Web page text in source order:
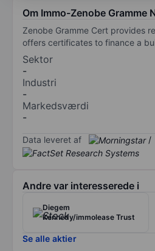
Om Immo-Zenobe Gramme
Zenobe Gramme Cert provides
offers certificates to finance a
Sektor
-
Industri
-
Markedsværdi
-
Data leveret af /
Andre var interesserede i
Diegem
Kennedy/immolease Trust
Se alle aktier